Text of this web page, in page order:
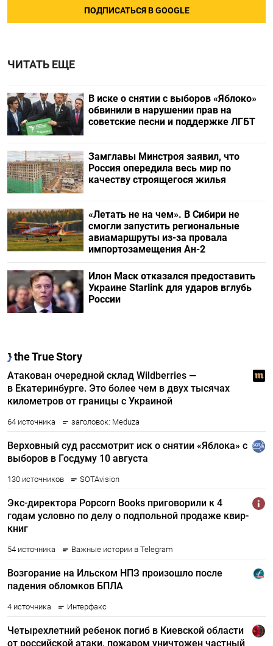
ПОДПИСАТЬСЯ В GOOGLE
ЧИТАТЬ ЕЩЕ
В иске о снятии с выборов «Яблоко»
обвинили в нарушении прав на
советские песни и поддержке ЛГБТ
Замглавы Минстроя заявил, что
Россия опередила весь мир по
качеству строящегося жилья
«Летать не на чем». В Сибири не
смогли запустить региональные
авиамаршруты из-за провала
импортозамещения Ан-2
Илон Маск отказался предоставить
Украине Starlink для ударов вглубь
России